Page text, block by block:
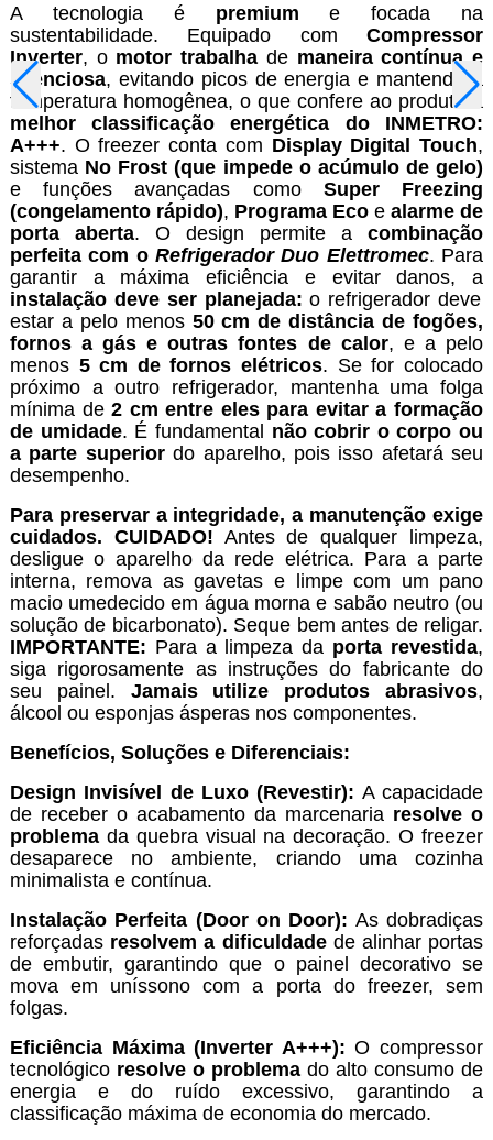
A tecnologia é premium e focada na
sustentabilidade. Equipado comCompressor
Inverter, omotor trabalha de maneira contínua e
silenciosa, evitando picos de energia e mantendo a
temperatura homogênea, o que confere ao produto a
melhor classificação energética do INMETRO:
A+++. O freezer conta com Display Digital Touch,
sistema No Frost (que impede o acúmulo de gelo)
e funções avançadas como Super Freezing
(congelamento rápido), Programa Eco ealarme de
porta aberta. O design permite a combinação
perfeita com o Refrigerador Duo Elettromec. Para
garantir a máxima eficiência e evitar danos, a
instalação deve ser planejada: o refrigerador deve
estar a pelo menos 50 cm de distância de fogões,
fornos a gás e outras fontes de calor, e a pelo
menos 5 cm de fornos elétricos. Se for colocado
próximo a outro refrigerador, mantenha uma folga
mínima de2 cm entre eles para evitar a formação
de umidade. É fundamental não cobrir o corpo ou
a parte superiordo aparelho, pois isso afetará seu
desempenho.
Para preservar a integridade, a manutenção exige
cuidados. CUIDADO! Antes de qualquer limpeza,
desligue o aparelho da rede elétrica. Para a parte
interna, remova as gavetas e limpe com um pano
macio umedecido em água morna e sabão neutro (ou
solução de bicarbonato). Seque bem antes de religar.
IMPORTANTE: Para a limpeza da porta revestida,
siga rigorosamente as instruções do fabricante do
seu painel. Jamais utilize produtos abrasivos,
álcool ou esponjas ásperas nos componentes.
Benefícios, Soluções e Diferenciais:
Design Invisível de Luxo (Revestir): A capacidade
de receber o acabamento da marcenaria resolve o
problemada quebra visual na decoração. O freezer
desaparece no ambiente, criando uma cozinha
minimalista e contínua.
Instalação Perfeita (Door on Door): As dobradiças
reforçadas resolvem a dificuldadede alinhar portas
de embutir, garantindo que o painel decorativo se
mova em uníssono com a porta do freezer, sem
folgas.
Eficiência Máxima (Inverter A+++): O compressor
tecnológico resolve o problema do alto consumo de
energia e do ruído excessivo, garantindo a
classificação máxima de economia do mercado.